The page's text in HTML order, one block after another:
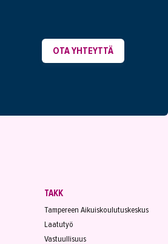
OTA YHTEYTTÄ
TAKK
Tampereen Aikuiskoulutuskeskus
Laatutyö
Vastuullisuus